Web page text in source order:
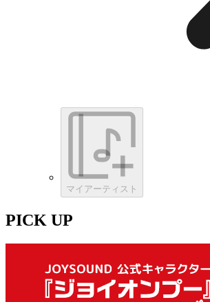
マイアーティスト
PICK UP